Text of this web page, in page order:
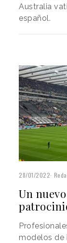
Australia
español.
28/01/2022
Un
modelos de